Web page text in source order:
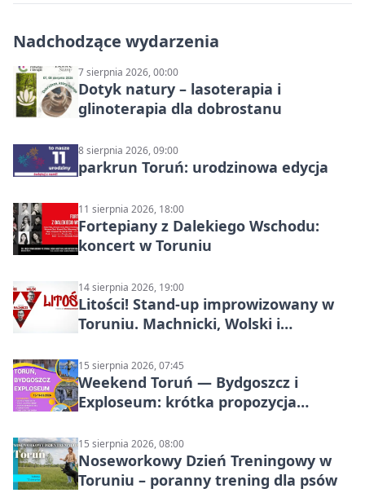
Nadchodzące wydarzenia
7 sierpnia 2026, 00:00
Dotyk natury – lasoterapia i
glinoterapia dla dobrostanu
8 sierpnia 2026, 09:00
parkrun Toruń: urodzinowa edycja
11 sierpnia 2026, 18:00
Fortepiany z Dalekiego Wschodu:
koncert w Toruniu
14 sierpnia 2026, 19:00
Litości! Stand-up improwizowany w
Toruniu. Machnicki, Wolski i
15 sierpnia 2026, 07:45
Weekend Toruń — Bydgoszcz i
Exploseum: krótka propozycja
15 sierpnia 2026, 08:00
Noseworkowy Dzień Treningowy w
Toruniu – poranny trening dla psów